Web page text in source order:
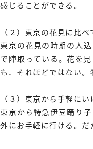
感じることができる。
（２）東京の花見に比べ
東京の花見の時期の人
で陣取っている。花を
も、それほどではない。
（３）東京から手軽にい
東京から特急伊豆踊り
外にお手軽に行ける。だ